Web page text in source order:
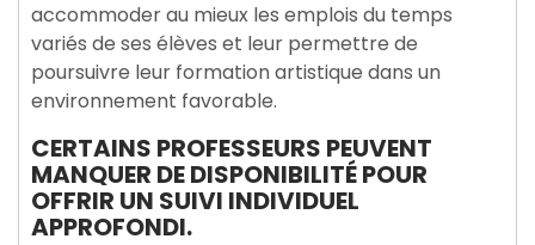
accommoder au mieux les emplois du temps
variés de ses élèves et leur permettre de
poursuivre leur formation artistique dans un
environnement favorable.
CERTAINS PROFESSEURS PEUVENT
MANQUER DE DISPONIBILITÉ POUR
OFFRIR UN SUIVI INDIVIDUEL
APPROFONDI.